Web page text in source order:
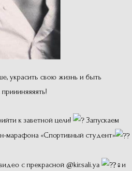
украсить свою жизнь и быть
к заветной цели!
Запускаем
марафона «Спортивный студент»
с прекрасной @kir.sali.ya
и